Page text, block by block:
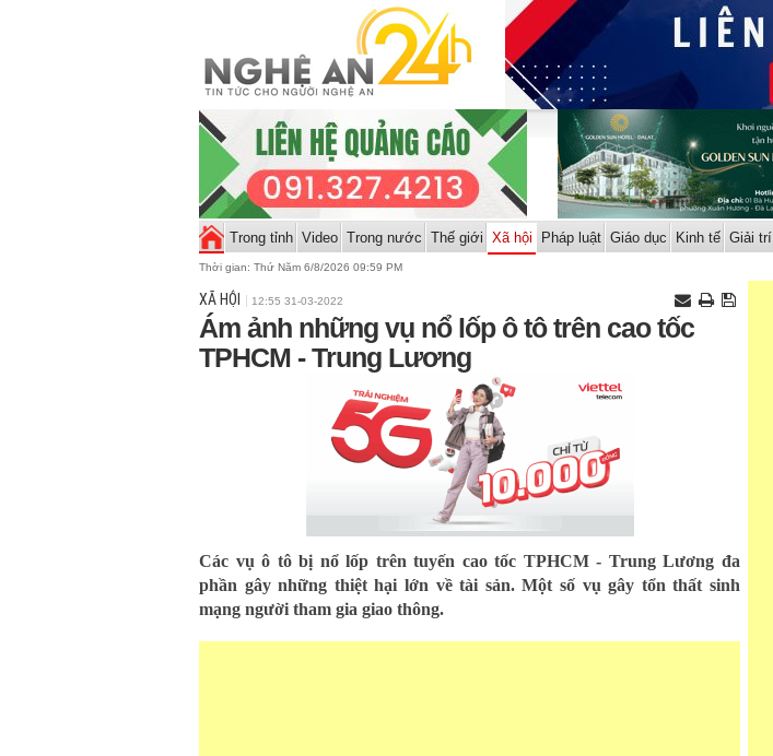
Trong tỉnh Video Trong nước Thế giới Xã hội Pháp luật Giáo dục Kinh tế Giải trí
Thời gian: Thứ Năm 6/8/2026 09:59 PM
XÃ HỘI 12:55 31-03-2022
Ám ảnh những vụ nổ lốp ô tô trên cao tốc
TPHCM - Trung Lương
Các vụ ô tô bị nổ lốp trên tuyến cao tốc TPHCM - Trung Lương đa
phần gây những thiệt hại lớn về tài sản. Một số vụ gây tổn thất sinh
mạng người tham gia giao thông.